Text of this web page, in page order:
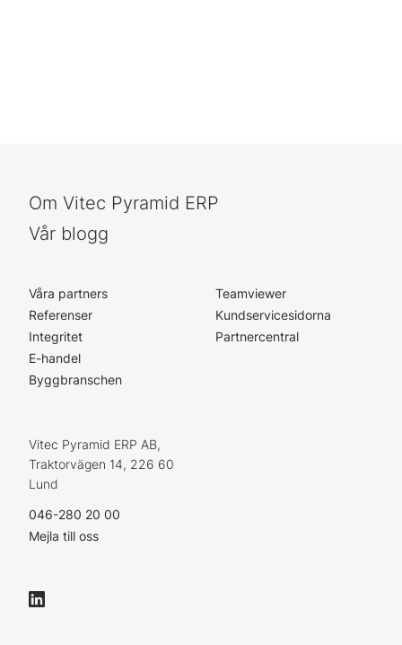
Om Vitec Pyramid ERP
Vår blogg
Våra partners
Referenser
Integritet
E-handel
Byggbranschen
Teamviewer
Kundservicesidorna
Partnercentral
Vitec Pyramid ERP AB,
Traktorvägen 14, 226 60
Lund
046-280 20 00
Mejla till oss